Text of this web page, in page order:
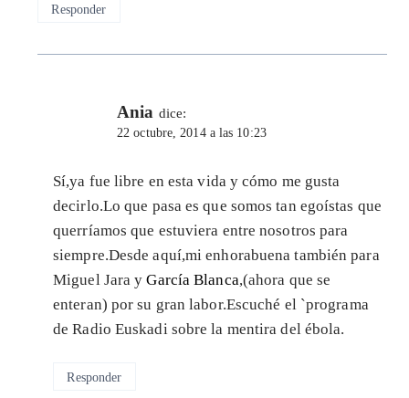
Responder
Ania dice:
22 octubre, 2014 a las 10:23
Sí,ya fue libre en esta vida y cómo me gusta
decirlo.Lo que pasa es que somos tan egoístas que
querríamos que estuviera entre nosotros para
siempre.Desde aquí,mi enhorabuena también para
Miguel Jara yGarcía Blanca,(ahora que se
enteran) por su gran labor.Escuché el `programa
de Radio Euskadi sobre la mentira del ébola.
Responder